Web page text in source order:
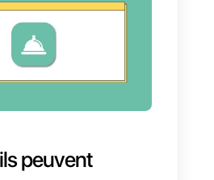
CRM social pour votre
social peut